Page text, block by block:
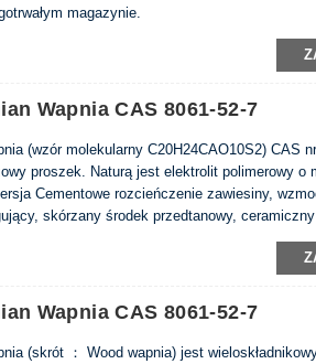
magazynie.
Wapnia CAS 8061-52-7
(wzór molekularny C20H24CAO10S2) CAS
proszek. Naturą jest elektrolit polimerowy o
Cementowe rozcieńczenie zawiesiny,
skórzany środek przedtanowy,
Wapnia CAS 8061-52-7
(skrót ： Wood wapnia) jest